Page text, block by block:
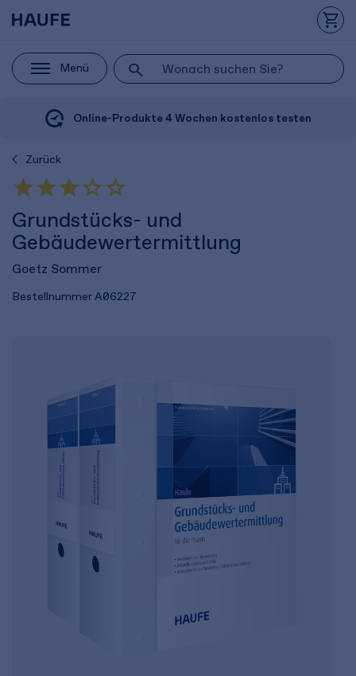
Menü
Online-Produkte 4 Wochen kostenlos testen
Zurück
Grundstücks- und
Gebäudewertermittlung
Goetz Sommer
BestellnummerA06227